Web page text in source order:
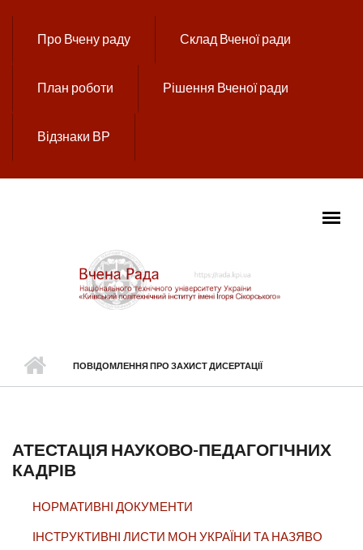
Про Вчену раду Склад Вченої ради
План роботи Рішення Вченої ради
Відзнаки ВР
ГОЛОВНЕ МЕНЮ
ПОВІДОМЛЕННЯ ПРО ЗАХИСТ ДИСЕРТАЦІЇ
АТЕСТАЦІЯ НАУКОВО-ПЕДАГОГІЧНИХ
КАДРІВ
НОРМАТИВНІ ДОКУМЕНТИ
ІНСТРУКТИВНІ ЛИСТИ МОН УКРАЇНИ ТА НАЗЯВО